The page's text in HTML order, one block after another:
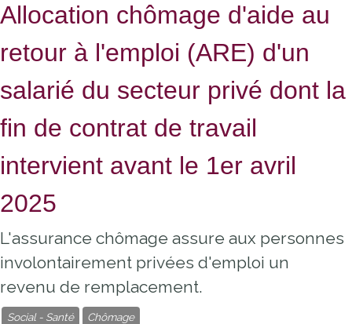
Allocation chômage d'aide au
retour à l'emploi (ARE) d'un
salarié du secteur privé dont la
fin de contrat de travail
intervient avant le 1er avril
2025
L'assurance chômage assure aux personnes
involontairement privées d'emploi un
revenu de remplacement.
Social - Santé Chômage